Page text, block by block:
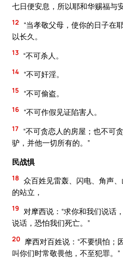
七日便安息，所以耶和华赐福与
12
“当孝敬父母，使你的日子在
以长久。
13 “不可杀人。
14 “不可奸淫。
15 “不可偷盗。
16 “不可作假见证陷害人。
17 “不可贪恋人的房屋；也不可
驴，并他一切所有的。”
民战惧
18 众百姓见雷轰、闪电、角声
的站立，
19
对摩西说：“求你和我们说话
说话，恐怕我们死亡。”
20 摩西对百姓说：“不要惧怕；
叫你们时常敬畏他，不至犯罪。”